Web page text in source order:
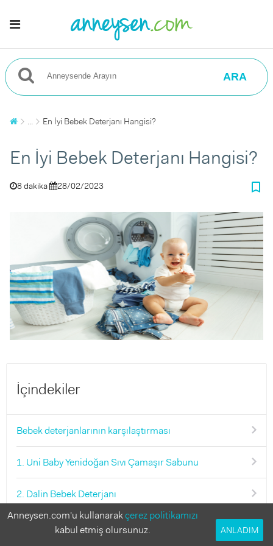
ARA
... En İyi Bebek Deterjanı Hangisi?
En İyi Bebek Deterjanı Hangisi?
8 dakika 28/02/2023 bookmark_border
İçindekiler
Bebek deterjanlarının karşılaştırması
1. Uni Baby Yenidoğan Sıvı Çamaşır Sabunu
2. Dalin Bebek Deterjanı
3. Dalin Granül Sabun
Anneysen.com'u kullanarakçerez politikamızı
kabul etmiş olursunuz.
ANLADIM